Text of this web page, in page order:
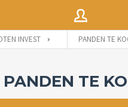
INVEST PANDEN TE
PANDEN TE